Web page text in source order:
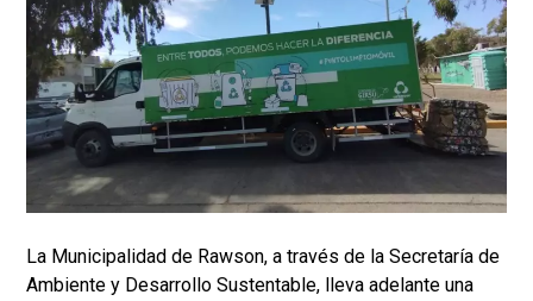
La Municipalidad de Rawson, a través de la Secretaría de
Ambiente y Desarrollo Sustentable, lleva adelante una